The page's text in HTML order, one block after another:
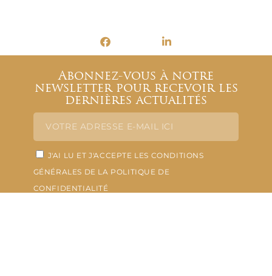
Abonnez-vous à notre
newsletter pour recevoir les
dernières actualités
J'AI LU ET J'ACCEPTE LES CONDITIONS
GÉNÉRALES DE LA POLITIQUE DE
CONFIDENTIALITÉ